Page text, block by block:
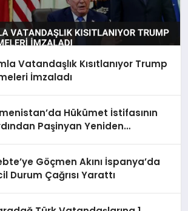
Vatandaşlık Kısıtlanıyor Trump
İmzaladı
Hükümet İstifasının
Paşinyan Yeniden
Göçmen Akını İspanya’da
Durum Çağrısı Yarattı